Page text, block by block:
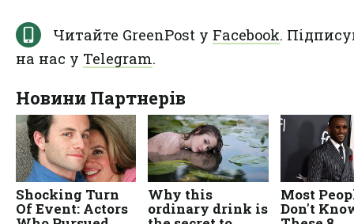
Читайте GreenPost у Facebook.
на нас у Telegram.